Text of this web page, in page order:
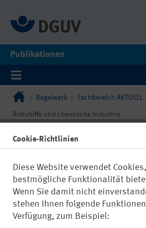
Publikationen
Regelwerk Fachbereich AKTUELL
Rohstoffe und chemische Industrie
Cookie-Richtlinien
Diese Website verwendet
bestmögliche Funktionalität
Wenn Sie damit nicht
stehen Ihnen folgende
Verfügung, zum Beispiel: